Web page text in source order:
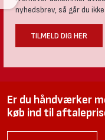
nyhedsbrev, så går du
TILMELD DIG HER
Er du håndværker
køb ind til